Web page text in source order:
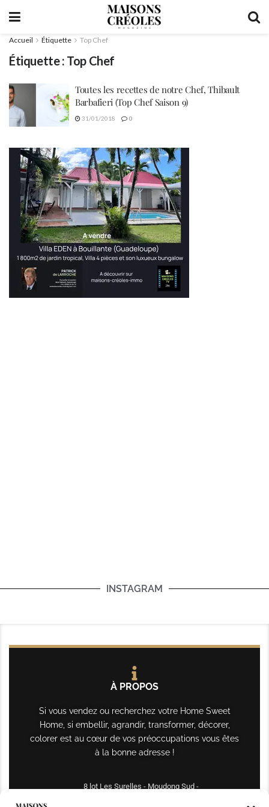
Accueil Étiquette Top Chef
Étiquette : Top Chef
Toutes les recettes de notre Chef, Thibault
Barbafieri (Top Chef Saison 9)
31/01/2018 0
INSTAGRAM
À PROPOS
Si vous vendez ou recherchez votre Home Sweet
Home, si embellir, agrandir, transformer, décorer,
colorer est au cœur de vos préoccupations vous êtes
à la bonne adresse !
8 lot Les Surelles - Moudong Sud -